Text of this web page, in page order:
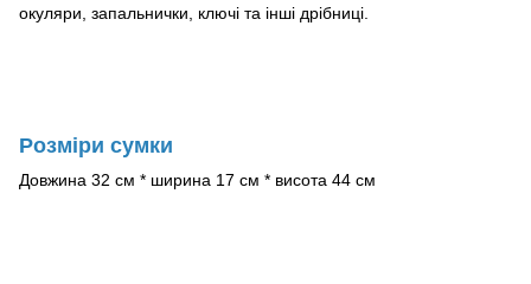
окуляри, запальнички, ключі та інші дрібниці.
Розміри сумки
Довжина 32 см * ширина 17 см * висота 44 см